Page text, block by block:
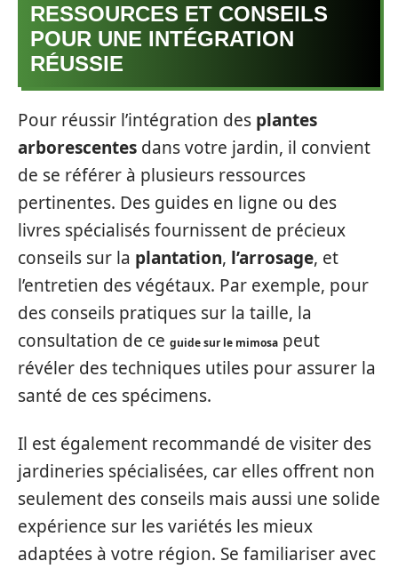
RESSOURCES ET CONSEILS
POUR UNE INTÉGRATION
RÉUSSIE
Pour réussir l’intégration des plantes
arborescentes dans votre jardin, il convient
de se référer à plusieurs ressources
pertinentes. Des guides en ligne ou des
livres spécialisés fournissent de précieux
conseils sur la plantation, l’arrosage, et
l’entretien des végétaux. Par exemple, pour
des conseils pratiques sur la taille, la
consultation de ce guide sur le mimosa peut
révéler des techniques utiles pour assurer la
santé de ces spécimens.
Il est également recommandé de visiter des
jardineries spécialisées, car elles offrent non
seulement des conseils mais aussi une solide
expérience sur les variétés les mieux
adaptées à votre région. Se familiariser avec